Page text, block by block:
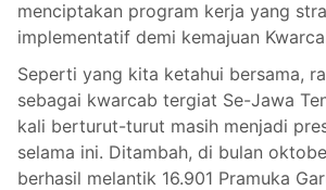
menciptakan program kerja yang
implementatif demi kemajuan
Seperti yang kita ketahui bersama,
sebagai kwarcab tergiat Se-Jawa
kali berturut-turut masih menjadi
selama ini. Ditambah, di bulan
berhasil melantik 16.901 Pramuka